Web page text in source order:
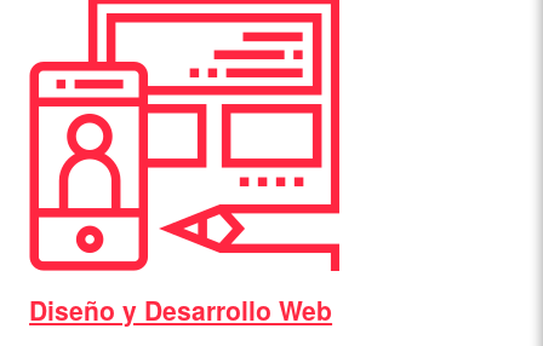
Diseño y Desarrollo Web